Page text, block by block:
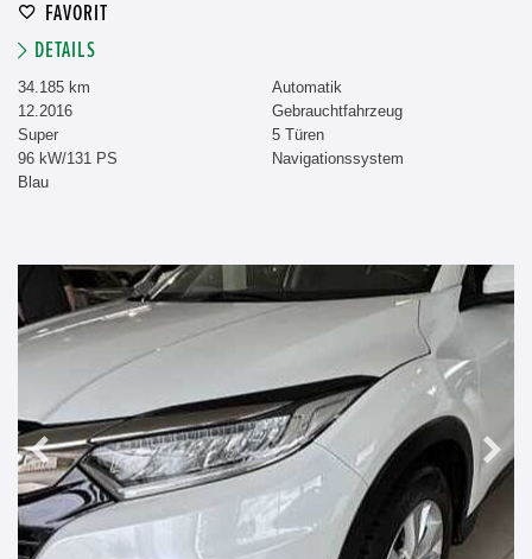
FAVORIT
DETAILS
34.185 km
12.2016
Super
96 kW/131 PS
Blau
Automatik
Gebrauchtfahrzeug
5 Türen
Navigationssystem